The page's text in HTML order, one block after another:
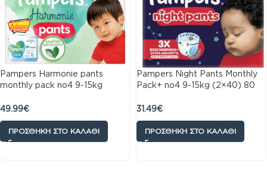
Pampers Harmonie pants
monthly pack no4 9-15kg
49.99€
ΠΡΟΣΘΉΚΗ ΣΤΟ ΚΑΛΆΘΙ
Pampers Night Pants Monthly
Pack+ no4 9-15kg (2×40) 80
31.49€
ΠΡΟΣΘΉΚΗ ΣΤΟ ΚΑΛΆΘΙ